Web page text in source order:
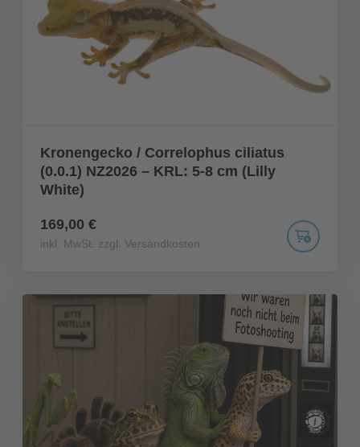
Kronengecko / Correlophus ciliatus
(0.0.1) NZ2026 – KRL: 5-8 cm (Lilly
White)
169,00 €
inkl. MwSt. zzgl. Versandkosten